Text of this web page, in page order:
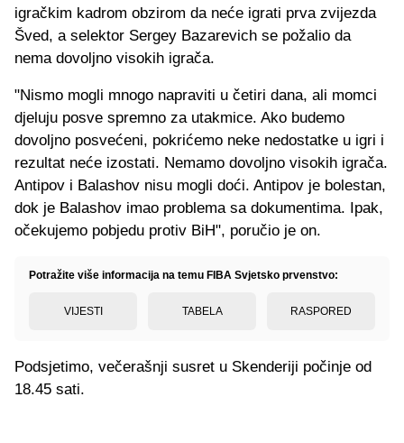
igračkim kadrom obzirom da neće igrati prva zvijezda
Šved, a selektor Sergey Bazarevich se požalio da
nema dovoljno visokih igrača.
"Nismo mogli mnogo napraviti u četiri dana, ali momci
djeluju posve spremno za utakmice. Ako budemo
dovoljno posvećeni, pokrićemo neke nedostatke u igri i
rezultat neće izostati. Nemamo dovoljno visokih igrača.
Antipov i Balashov nisu mogli doći. Antipov je bolestan,
dok je Balashov imao problema sa dokumentima. Ipak,
očekujemo pobjedu protiv BiH", poručio je on.
Potražite više informacija na temu FIBA Svjetsko prvenstvo:
VIJESTI TABELA RASPORED
Podsjetimo, večerašnji susret u Skenderiji počinje od
18.45 sati.